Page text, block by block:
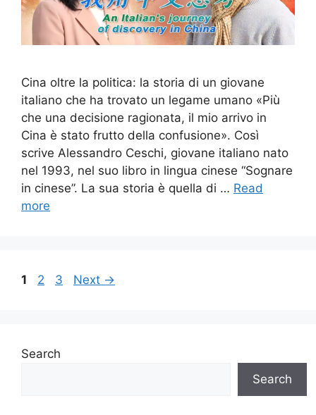
Cina oltre la politica: la storia di un giovane
italiano che ha trovato un legame umano «Più
che una decisione ragionata, il mio arrivo in
Cina è stato frutto della confusione». Così
scrive Alessandro Ceschi, giovane italiano nato
nel 1993, nel suo libro in lingua cinese “Sognare
in cinese”. La sua storia è quella di … Read
more
Page
1 Page
2 Page
3 Next →
Search
Search